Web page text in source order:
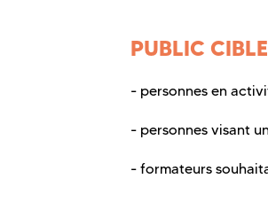
PUBLIC CIBLE
- personnes en
- personnes visant
- formateurs